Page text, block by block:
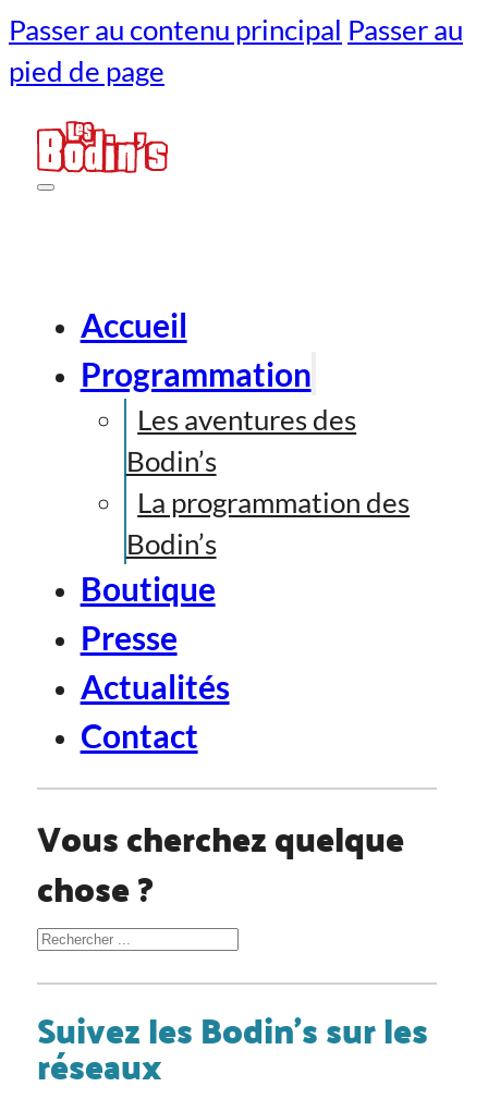
Passer au contenu principal Passer au
pied de page
Accueil
Programmation
Les aventures des
Bodin’s
La programmation des
Bodin’s
Boutique
Presse
Actualités
Contact
Vous cherchez quelque
chose ?
Rechercher
Suivez les Bodin's sur les
réseaux